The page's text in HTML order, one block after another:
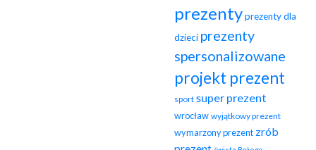
prezentyprezenty dla
dzieci prezenty
spersonalizowane
projekt prezent
sport super prezent
wrocław wyjątkowy prezent
wymarzony prezent zrób